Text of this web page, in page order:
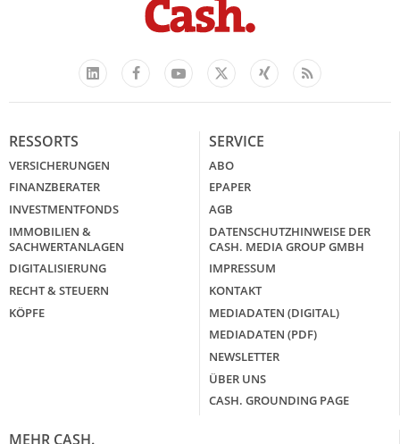
LinkedIn
FacebookYouTube
X
Xing Feed
RESSORTS
VERSICHERUNGEN
FINANZBERATER
INVESTMENTFONDS
IMMOBILIEN &
SACHWERTANLAGEN
DIGITALISIERUNG
RECHT & STEUERN
KÖPFE
SERVICE
ABO
EPAPER
AGB
DATENSCHUTZHINWEISE DER
CASH. MEDIA GROUP GMBH
IMPRESSUM
KONTAKT
MEDIADATEN (DIGITAL)
MEDIADATEN (PDF)
NEWSLETTER
ÜBER UNS
CASH. GROUNDING PAGE
MEHR CASH.